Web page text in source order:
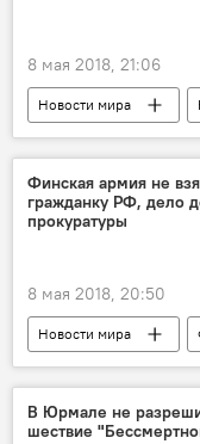
8 мая 2018, 21:06
Новости мира
Латвия
Эдгарс Ринкевичс
Евросоюз
Финская армия не
гражданку РФ, дело
прокуратуры
8 мая 2018, 20:50
Новости мира
В Юрмале не
шествие